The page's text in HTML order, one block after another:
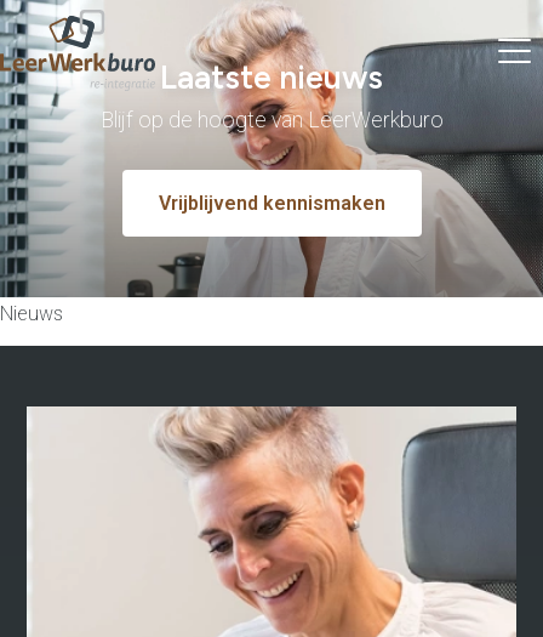
Laatste nieuws
Blijf op de hoogte van LeerWerkburo
Vrijblijvend kennismaken
Nieuws